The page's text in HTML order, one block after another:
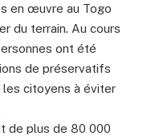
en œuvre au Togo
du terrain. Au cours
ont été
de préservatifs
citoyens à éviter
de plus de 80 000